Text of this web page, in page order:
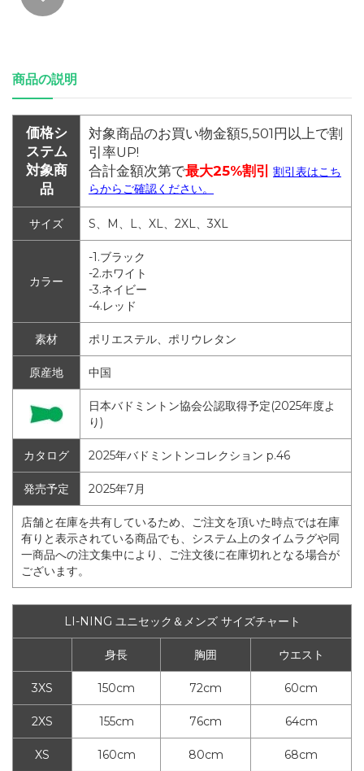
商品の説明
価格シ
ステム
対象商
品
対象商品のお買い物金額5,501円以上で割
引率UP!
合計金額次第で最大25%割引
割引表はこち
らからご確認ください。
サイズ S、M、L、XL、2XL、3XL
カラー
-1.ブラック
-2.ホワイト
-3.ネイビー
-4.レッド
素材 ポリエステル、ポリウレタン
原産地 中国
日本バドミントン協会公認取得予定(2025年度よ
り)
カタログ 2025年バドミントンコレクション p.46
発売予定 2025年7月
店舗と在庫を共有しているため、ご注文を頂いた時点では在庫
有りと表示されている商品でも、システム上のタイムラグや同
一商品への注文集中により、ご注文後に在庫切れとなる場合が
ございます。
LI-NING ユニセック＆メンズ サイズチャート
身長 胸囲 ウエスト
3XS 150cm 72cm 60cm
2XS 155cm 76cm 64cm
XS 160cm 80cm 68cm